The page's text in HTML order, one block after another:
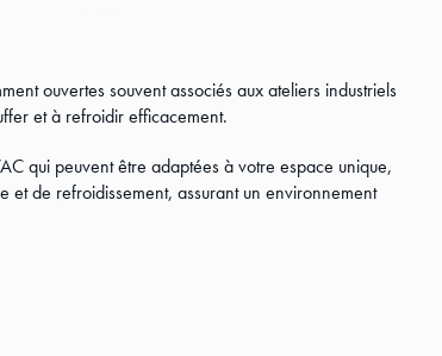
ouvertes souvent associés aux ateliers industriels
et à refroidir efficacement.
qui peuvent être adaptées à votre espace unique,
et de refroidissement, assurant un environnement